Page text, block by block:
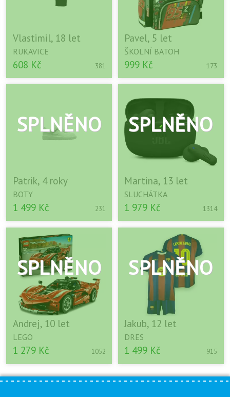
Vlastimil, 18 let
RUKAVICE
608 Kč 381
Pavel, 5 let
ŠKOLNÍ BATOH
999 Kč 173
Patrik, 4 roky
BOTY
1 499 Kč 231
Martina, 13 let
SLUCHÁTKA
1 979 Kč 1314
Andrej, 10 let
LEGO
1 279 Kč 1052
Jakub, 12 let
DRES
1 499 Kč 915